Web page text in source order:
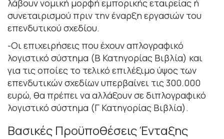
λάβουν νομική μορφή εμπορικής εταιρείας ή
συνεταιρισμού πριν την έναρξη εργασιών του
επενδυτικού σχεδίου.
-Οι επιχειρήσεις που έχουν απλογραφικό
λογιστικό σύστημα (Β Κατηγορίας Βιβλία) και
για τις οποίες το τελικό επιλέξιμο ύψος των
επενδυτικών σχεδίων υπερβαίνει τις 300.000
ευρώ, θα πρέπει να αλλάξουν σε διπλογραφικό
λογιστικό σύστημα (Γ Κατηγορίας Βιβλία).
Βασικές Προϋποθέσεις Ένταξης